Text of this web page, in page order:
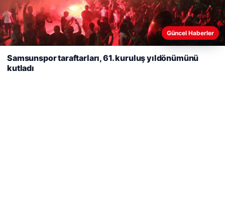
08/05/2026
Personeline Ödül
Web sitemizi nasıl kullandığınızı daha iyi anlayabilmek,
deneyiminizi kişiselleştirmek ve geliştirmek amacıyla çerezler
kullanıyoruz.
Çerez Politikamız
Reddet
Güncel Haberler
Samsunspor taraftarları, 61. kuruluş yıldönümünü
kutladı